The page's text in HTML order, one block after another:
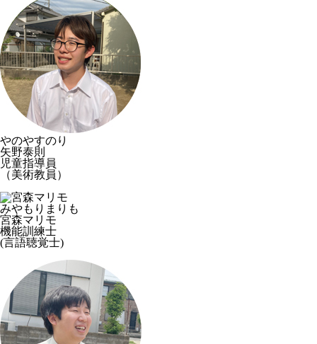
やのやすのり
矢野泰則
児童指導員
（美術教員）
みやもりまりも
宮森マリモ
機能訓練士
(言語聴覚士)